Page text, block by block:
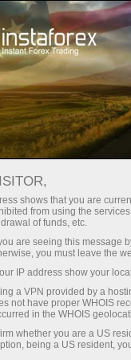
З
1:5000,
спредів
також
торгівлі
Мінімальні
Бонус 30%
Швидкість
у трейдингу і
shows that you are
from using the
of funds, etc.
are seeing this message
you must leave the
IP address show your
a VPN provided by a
not have proper WHOIS
in the WHOIS
whether you are a US
being a US resident,